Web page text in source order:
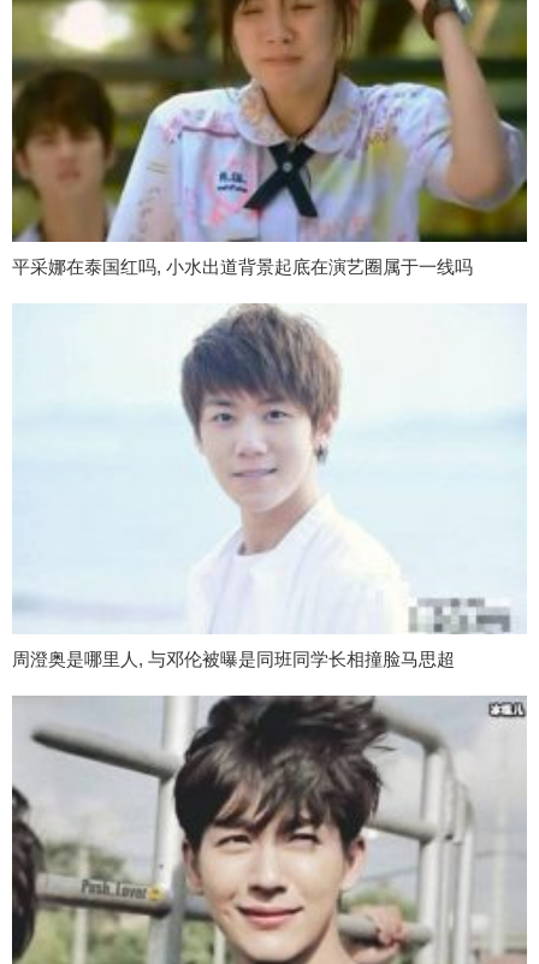
平采娜在泰国红吗, 小水出道背景起底在演艺圈属于一线吗
周澄奥是哪里人, 与邓伦被曝是同班同学长相撞脸马思超